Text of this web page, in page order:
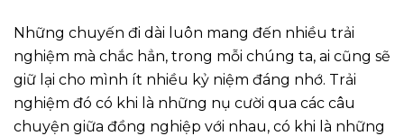
Những chuyến đi dài luôn mang đến nhiều trải
nghiệm mà chắc hẳn, trong mỗi chúng ta, ai cũng sẽ
giữ lại cho mình ít nhiều kỷ niệm đáng nhớ. Trải
nghiệm đó có khi là những nụ cười qua các câu
chuyện giữa đồng nghiệp với nhau, có khi là những